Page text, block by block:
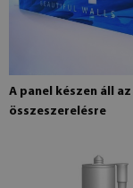
A panel készen áll az
összeszerelésre